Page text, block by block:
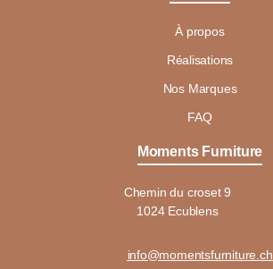
À propos
Réalisations
Nos Marques
FAQ
Moments Furniture
Chemin du croset 9
1024 Ecublens
info@momentsfurniture.ch